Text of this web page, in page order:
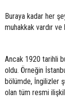
Buraya kadar her
muhakkak vardır
Ancak 1920 tarihli
oldu. Örneğin
bölümde, İngilizler
olan tüm resmi